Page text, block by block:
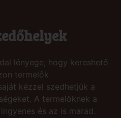
lényege, hogy kereshető
termelők
kézzel szedhetjük a
A termelőknek a
és az is marad.